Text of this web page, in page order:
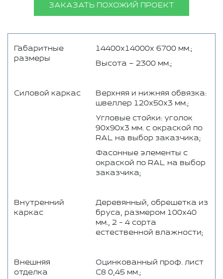
ЗАКАЗАТЬ ПОХОЖИЙ ПРОЕКТ
Габаритные
размеры
14400х14000х 6700 мм.;
Высота – 2300 мм.;
Силовой каркас
Верхняя и нижняя обвязка:
швеллер 120х50х3 мм.;
Угловые стойки: уголок
90х90х3 мм. с окраской по
RAL на выбор заказчика;
Фасонные элементы с
окраской по RAL на выбор
заказчика;
Внутренний
каркас
Деревянный, обрешетка из
бруса, размером 100x40
мм., 2 - 4 сорта
естественной влажности;
Внешняя
отделка
Оцинкованный проф. лист
С8 0,45 мм.;